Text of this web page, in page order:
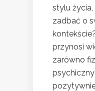
stylu życia,
zadbać o
przynosi
zarówno